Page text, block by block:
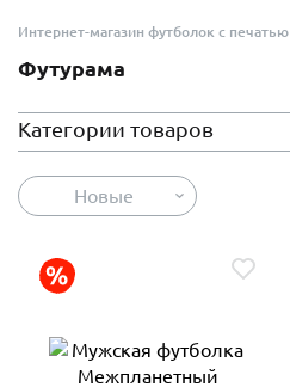
Интернет-магазин футболок с печатью
Футурама
Категории товаров
Новые